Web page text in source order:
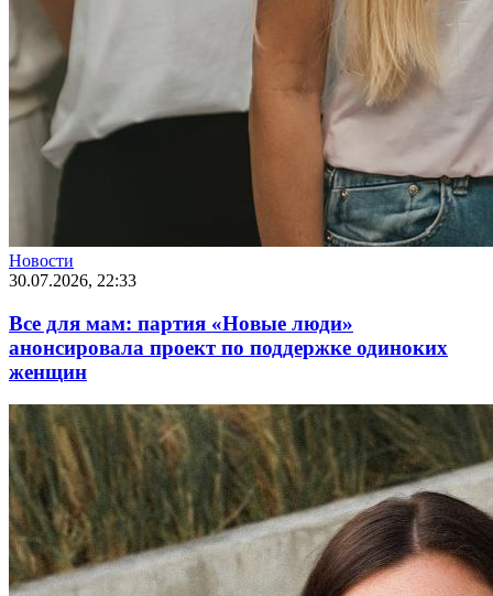
Новости
30.07.2026, 22:33
Все для мам: партия «Новые люди»
анонсировала проект по поддержке одиноких
женщин